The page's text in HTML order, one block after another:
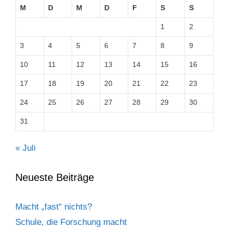
M D M D F S S
1 2
3 4 5 6 7 8 9
10 11 12 13 14 15 16
17 18 19 20 21 22 23
24 25 26 27 28 29 30
31
« Juli
Neueste Beiträge
Macht „fast“ nichts?
Schule, die Forschung macht